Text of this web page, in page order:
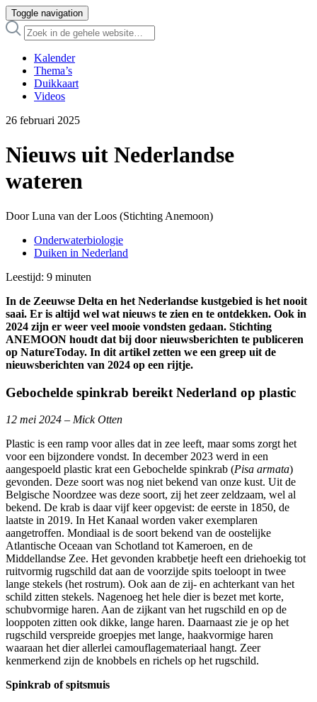
Toggle navigation
Kalender
Thema’s
Duikkaart
Videos
26 februari 2025
Nieuws uit Nederlandse
wateren
Door Luna van der Loos (Stichting Anemoon)
Onderwaterbiologie
Duiken in Nederland
Leestijd: 9 minuten
In de Zeeuwse Delta en het Nederlandse kustgebied is het nooit
saai. Er is altijd wel wat nieuws te zien en te ontdekken. Ook in
2024 zijn er weer veel mooie vondsten gedaan. Stichting
ANEMOON houdt dat bij door nieuwsberichten te publiceren
op NatureToday. In dit artikel zetten we een greep uit de
nieuwsberichten van 2024 op een rijtje.
Gebochelde spinkrab bereikt Nederland op plastic
12 mei 2024 – Mick Otten
Plastic is een ramp voor alles dat in zee leeft, maar soms zorgt het
voor een bijzondere vondst. In december 2023 werd in een
aangespoeld plastic krat een Gebochelde spinkrab (Pisa armata)
gevonden. Deze soort was nog niet bekend van onze kust. Uit de
Belgische Noordzee was deze soort, zij het zeer zeldzaam, wel al
bekend. De krab is daar vijf keer opgevist: de eerste in 1850, de
laatste in 2019. In Het Kanaal worden vaker exemplaren
aangetroffen. Mondiaal is de soort bekend van de oostelijke
Atlantische Oceaan van Schotland tot Kameroen, en de
Middellandse Zee. Het gevonden krabbetje heeft een driehoekig tot
ruitvormig rugschild dat aan de voorzijde spits toeloopt in twee
lange stekels (het rostrum). Ook aan de zij- en achterkant van het
schild zitten stekels. Nagenoeg het hele dier is bezet met korte,
schubvormige haren. Aan de zijkant van het rugschild en op de
looppoten zitten ook dikke, lange haren. Daarnaast zie je op het
rugschild verspreide groepjes met lange, haakvormige haren
waaraan het dier allerlei camouflagemateriaal hangt. Zeer
kenmerkend zijn de knobbels en richels op het rugschild.
Spinkrab of spitsmuis